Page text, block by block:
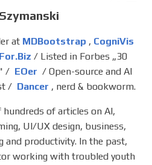
at MDBootstrap , CogniVis
/ Listed in Forbes „30
/ EOer / Open-source and AI
/ Dancer , nerd & bookworm.
of articles on AI,
UI/UX design, business,
and productivity. In the past,
working with troubled youth